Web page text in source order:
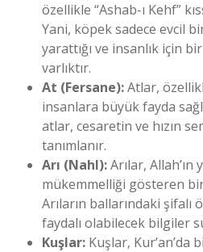
özellikle “Ashab-ı Kehf”
Yani, köpek sadece evcil
yarattığı ve insanlık için
varlıktır.
At (Fersane):Atlar,
insanlara büyük fayda
atlar, cesaretin ve hızın
tanımlanır.
Arı (Nahl):Arılar, Allah’ın
mükemmelliği gösteren
Arıların ballarındaki
faydalı olabilecek bilgiler
Kuşlar: Kuşlar, Kur’an’da